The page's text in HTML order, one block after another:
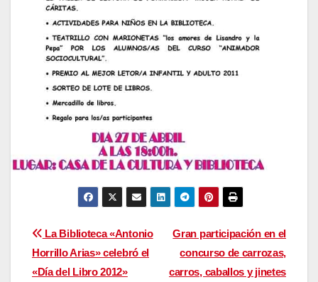
Navegación
de
Gran participación en el
concurso de carrozas,
carros, caballos y jinetes
La Biblioteca «Antonio
Horrillo Arias» celebró el
«Día del Libro 2012»